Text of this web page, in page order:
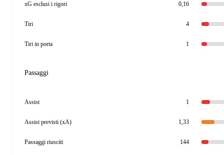
xG esclusi i rigori 0,16
Tiri 4
Tiri in porta 1
Passaggi
Assist 1
Assist previsti (xA) 1,33
Passaggi riusciti 144